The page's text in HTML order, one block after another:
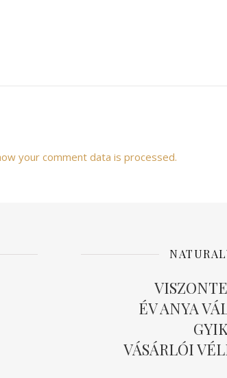
your comment data is processed.
ÉV ANYA
VÁSÁRLÓI